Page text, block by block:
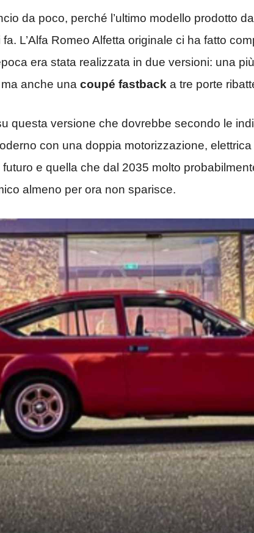
da poco, perché l’ultimo modello prodotto
L’Alfa Romeo Alfetta originale ci ha fatto
era stata realizzata in due versioni: una
anche una coupé fastback a tre porte
questa versione che dovrebbe secondo le
con una doppia motorizzazione, elettrica
futuro e quella che dal 2035 molto
almeno per ora non sparisce.